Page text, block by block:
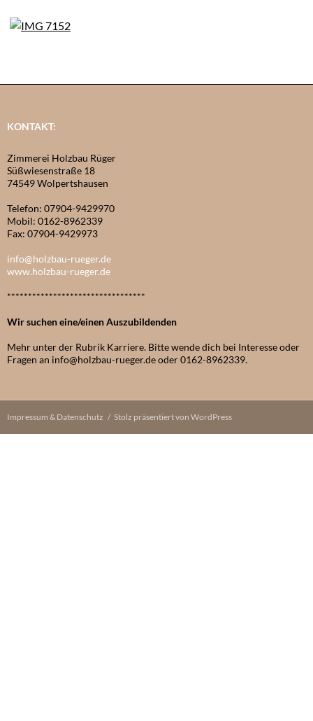
KONTAKT:
Zimmerei Holzbau Rüger
Süßwiesenstraße 18
74549 Wolpertshausen
Telefon: 07904-9429970
Mobil: 0162-8962339
Fax: 07904-9429973
info@holzbau-rueger.de
www.holzbau-rueger.de
*********************************
Wir suchen eine/einen Auszubildenden
Mehr unter der Rubrik Karriere. Bitte wende dich bei Interesse oder
Fragen an info@holzbau-rueger.de oder 0162-8962339.
Impressum & Datenschutz Stolz präsentiert von WordPress